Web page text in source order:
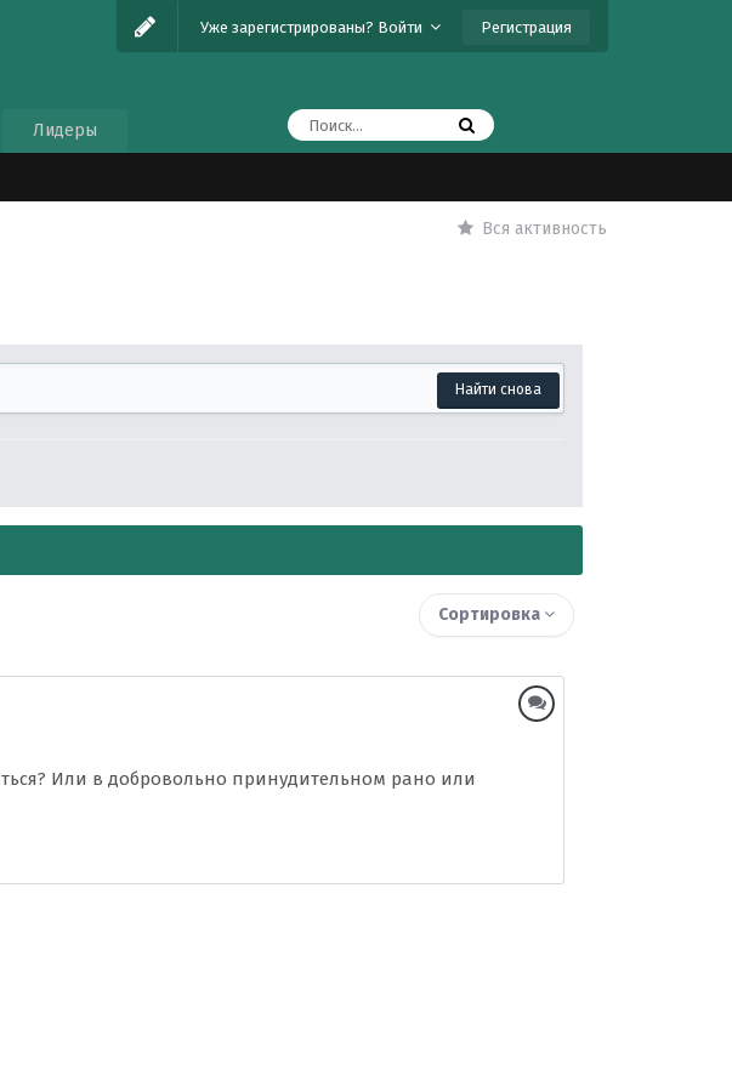
Уже зарегистрированы? Войти Регистрация
Лидеры
Вся активность
Найти снова
Сортировка
Или в добровольно принудительном рано или